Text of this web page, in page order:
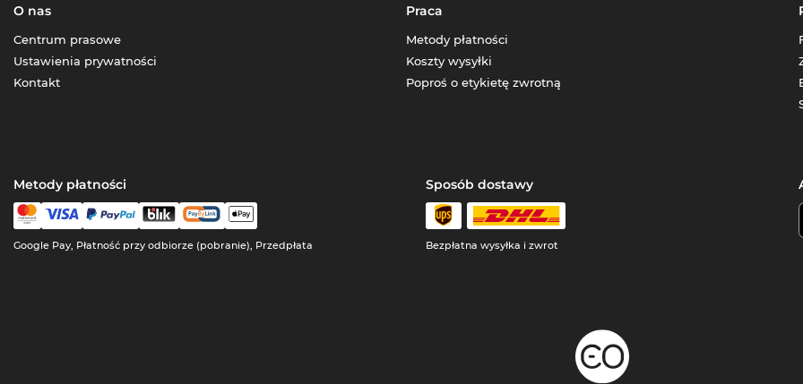
O nas
Centrum prasowe
Ustawienia prywatności
Kontakt
Praca
Metody płatności
Koszty wysyłki
Poproś o etykietę zwrotną
Metody płatności
Google Pay, Płatność przy odbiorze (pobranie), Przedpłata
Sposób dostawy
Bezpłatna wysyłka i zwrot